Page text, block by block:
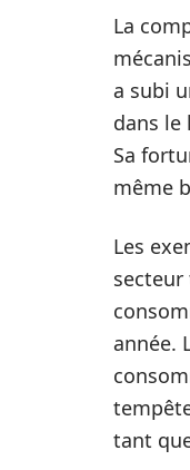
La
a subi
dans le
Sa
même
Les
secteur
année.
tant